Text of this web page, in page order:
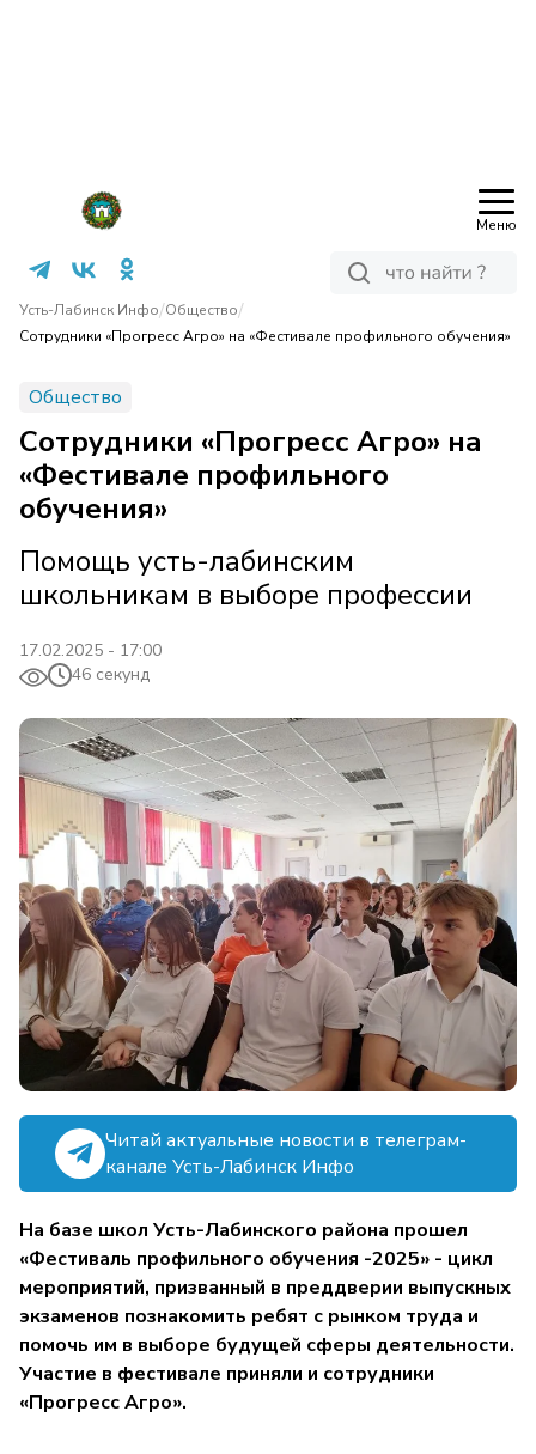
Меню
Усть-Лабинск Инфо/Общество/
Сотрудники «Прогресс Агро» на «Фестивале профильного обучения»
Общество
Сотрудники «Прогресс Агро» на
«Фестивале профильного
обучения»
Помощь усть-лабинским
школьникам в выборе профессии
17.02.2025 - 17:00
46 секунд
Читай актуальные новости в телеграм-
канале Усть-Лабинск Инфо
На базе школ Усть-Лабинского района прошел
«Фестиваль профильного обучения -2025» - цикл
мероприятий, призванный в преддверии выпускных
экзаменов познакомить ребят с рынком труда и
помочь им в выборе будущей сферы деятельности.
Участие в фестивале приняли и сотрудники
«Прогресс Агро».